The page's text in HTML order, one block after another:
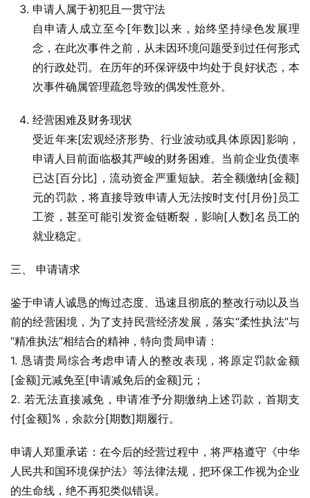
申请人属于初犯且一贯守法
自申请人成立至今[年数]以来，始终坚持绿色发展理
念，在此次事件之前，从未因环境问题受到过任何形式
的行政处罚。在历年的环保评级中均处于良好状态，本
次事件确属管理疏忽导致的偶发性意外。
经营困难及财务现状
受近年来[宏观经济形势、行业波动或具体原因]影响，
申请人目前面临极其严峻的财务困难。当前企业负债率
已达[百分比]，流动资金严重短缺。若全额缴纳[金额]
元的罚款，将直接导致申请人无法按时支付[月份]员工
工资，甚至可能引发资金链断裂，影响[人数]名员工的
就业稳定。
三、 申请请求
鉴于申请人诚恳的悔过态度、迅速且彻底的整改行动以及当
前的经营困境，为了支持民营经济发展，落实“柔性执法”与
“精准执法”相结合的精神，特向贵局申请：
1. 恳请贵局综合考虑申请人的整改表现，将原定罚款金额
[金额]元减免至[申请减免后的金额]元；
2. 若无法直接减免，申请准予分期缴纳上述罚款，首期支
付[金额]%，余款分[期数]期履行。
申请人郑重承诺：在今后的经营过程中，将严格遵守《中华
人民共和国环境保护法》等法律法规，把环保工作视为企业
的生命线，绝不再犯类似错误。